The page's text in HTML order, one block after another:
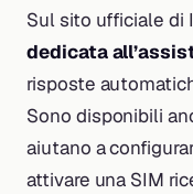
Sul sito ufficiale di
dedicata
risposte
Sono disponibili
aiutano a
attivare una SIM